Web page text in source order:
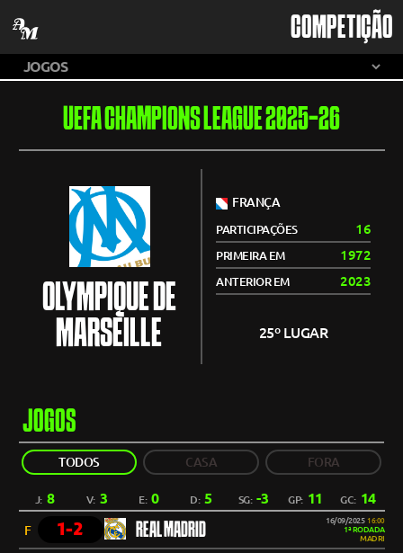
COMPETIÇÃO
UEFA CHAMPIONS LEAGUE 2025-26
OLYMPIQUE DE
MARSEILLE
FRANÇA
PARTICIPAÇÕES 16
PRIMEIRA EM 1972
ANTERIOR EM 2023
25º LUGAR
JOGOS
TODOS CASA FORA
J: 8 V: 3 E:0 D:5 SG:-3 GP: 11 GC: 14
F 1-2 REAL MADRID 16/09/2025 16:00
1ª RODADA
MADRI